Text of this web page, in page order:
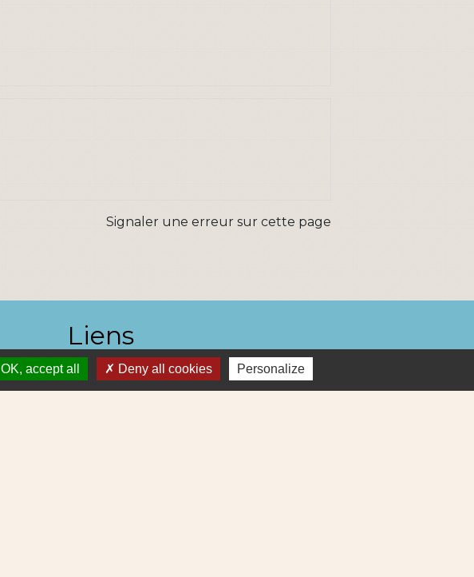
Signaler une erreur sur cette page
Liens
Nantes Métropole
OK, accept all Deny all cookies Personalize